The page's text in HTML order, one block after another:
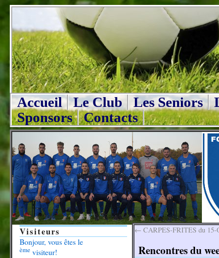
Accueil Le Club Les Seniors
Sponsors
Contacts
← CARPES-FRITES du
Rencontres du
Visiteurs
Bonjour, vous êtes le
ème visiteur!